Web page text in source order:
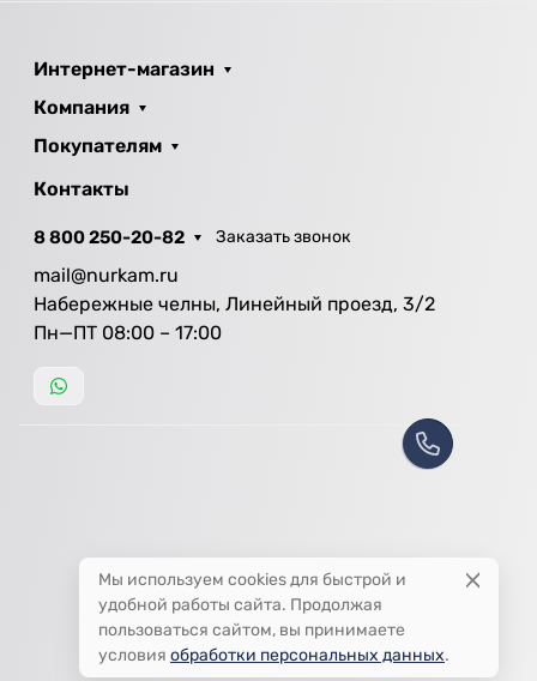
Интернет-магазин
Компания
Покупателям
Контакты
8 800 250-20-82 Заказать звонок
mail@nurkam.ru
Набережные челны, Линейный проезд, 3/2
Пн—ПТ 08:00 – 17:00
Мы используем cookies для быстрой и
удобной работы сайта. Продолжая
пользоваться сайтом, вы принимаете
условия обработки персональных данных.